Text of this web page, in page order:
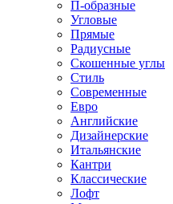
П-образные
Угловые
Прямые
Радиусные
Скошенные углы
Стиль
Современные
Евро
Английские
Дизайнерские
Итальянские
Кантри
Классические
Лофт